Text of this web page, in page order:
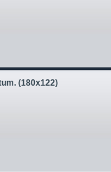
(180x122)